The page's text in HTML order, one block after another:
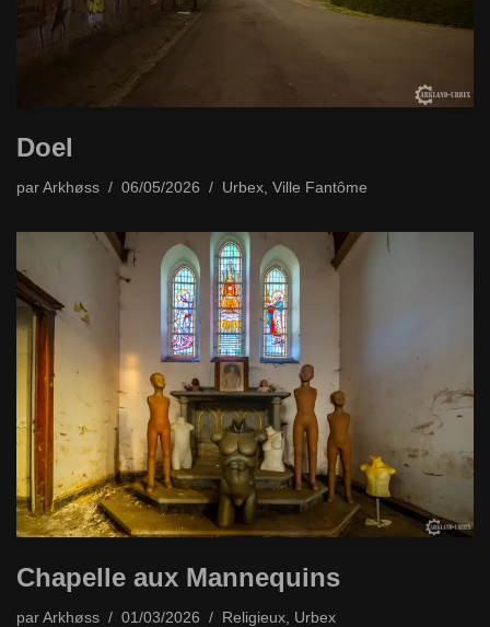
Doel
par Arkhøss 06/05/2026 Urbex, Ville Fantôme
Chapelle aux Mannequins
par Arkhøss 01/03/2026 Religieux, Urbex